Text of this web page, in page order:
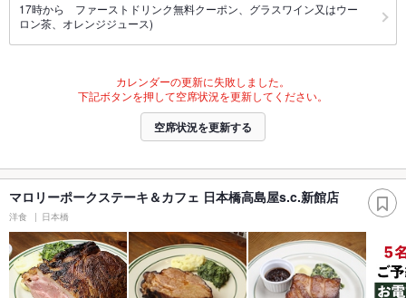
17時から ファーストドリンク無料クーポン、グラスワイン又はウー
ロン茶、オレンジジュース)
カレンダーの更新に失敗しました。
下記ボタンを押して空席状況を更新してください。
空席状況を更新する
マロリーポークステーキ＆カフェ 日本橋高島屋s.c.新館店
洋食 日本橋